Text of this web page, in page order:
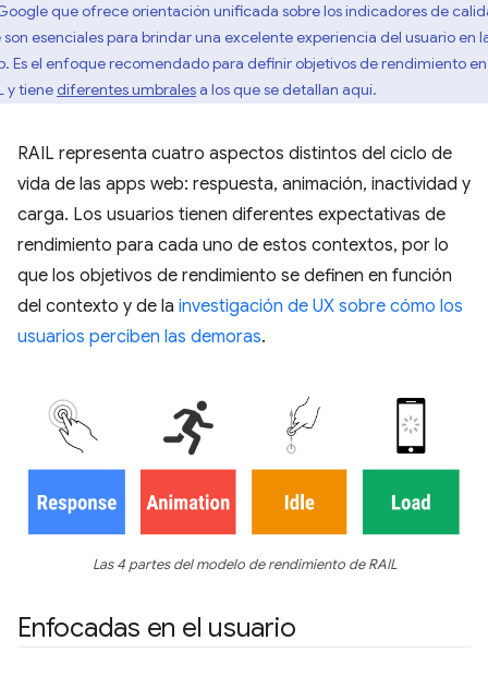
que ofrece orientación unificada sobre los indicadores de
son esenciales para brindar una excelente experiencia del usuario en
Es el enfoque recomendado para definir objetivos de rendimiento en
y tienediferentes umbralesa los que se detallan aquí.
RAIL representa cuatro aspectos distintos del ciclo de
vida de las apps web: respuesta, animación, inactividad y
carga. Los usuarios tienen diferentes expectativas de
rendimiento para cada uno de estos contextos, por lo
que los objetivos de rendimiento se definen en función
del contexto y de la investigación de UX sobre cómo los
usuarios perciben las demoras.
Las 4 partes del modelo de rendimiento de RAIL
Enfocadas en el usuario